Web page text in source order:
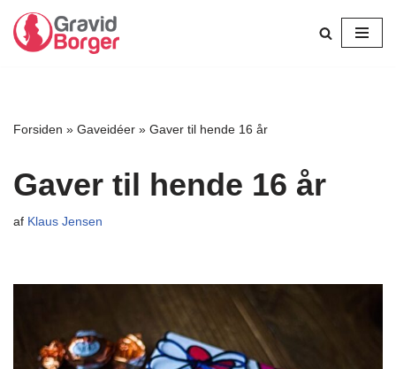
Spring
Forsiden » Gaveidéer » Gaver til hende 16 år
Gaver til hende 16 år
af Klaus Jensen